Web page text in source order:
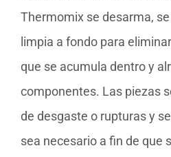
Thermomix se desarma,
limpia a fondo para
que se acumula dentro y
componentes. Las piezas
de desgaste o rupturas y
sea necesario a fin de que